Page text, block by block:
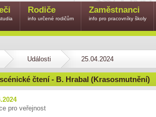
Události 25.04.2024
čtení - B. Hrabal (Krasosmutnění)
pro veřejnost
Rodiče
info určené rodičům
Zaměstnanci
info pro pracovníky školy